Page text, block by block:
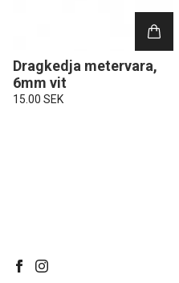
Dragkedja metervara,
6mm vit
15.00 SEK